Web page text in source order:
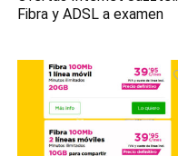
Fibra y ADSL a examen